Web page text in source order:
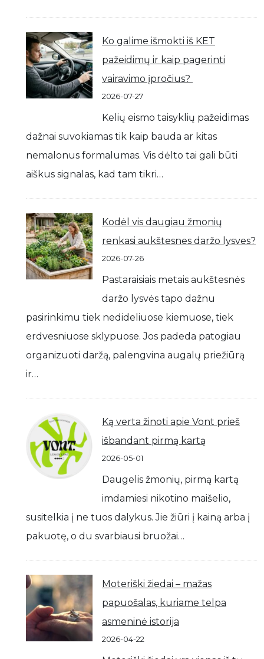
Ko galime išmokti iš KET
pažeidimų ir kaip pagerinti
vairavimo įpročius?
2026-07-27
Kelių eismo taisyklių pažeidimas
dažnai suvokiamas tik kaip bauda ar kitas
nemalonus formalumas. Vis dėlto tai gali būti
aiškus signalas, kad tam tikri…
Kodėl vis daugiau žmonių
renkasi aukštesnes daržo lysves?
2026-07-26
Pastaraisiais metais aukštesnės
daržo lysvės tapo dažnu
pasirinkimu tiek nedideliuose kiemuose, tiek
erdvesniuose sklypuose. Jos padeda patogiau
organizuoti daržą, palengvina augalų priežiūrą
ir…
Ką verta žinoti apie Vont prieš
išbandant pirmą kartą
2026-05-01
Daugelis žmonių, pirmą kartą
imdamiesi nikotino maišelio,
susitelkia į ne tuos dalykus. Jie žiūri į kainą arba į
pakuotę, o du svarbiausi bruožai…
Moteriški žiedai – mažas
papuošalas, kuriame telpa
asmeninė istorija
2026-04-22